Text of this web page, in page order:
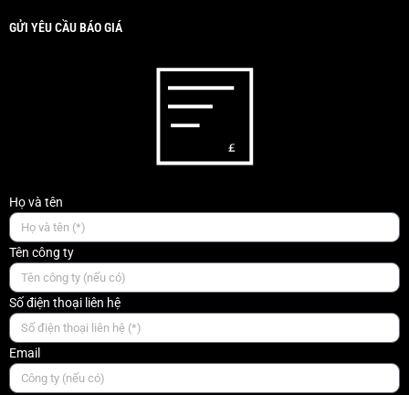
GỬI YÊU CẦU BÁO GIÁ
Họ và tên
Tên công ty
Số điện thoại liên hệ
Email